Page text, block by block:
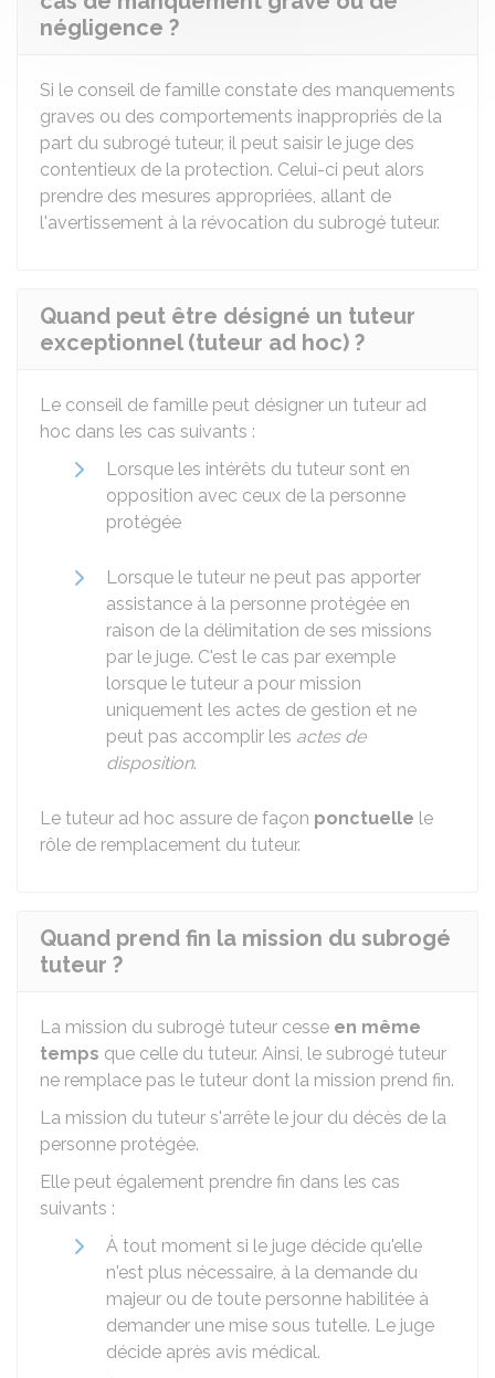
négligence ?
Si le conseil de famille constate des manquements
graves ou des comportements inappropriés de la
part du subrogé tuteur, il peut saisir le juge des
contentieux de la protection. Celui-ci peut alors
prendre des mesures appropriées, allant de
l'avertissement à la révocation du subrogé tuteur.
Quand peut être désigné un tuteur
exceptionnel (tuteur ad hoc) ?
Le conseil de famille peut désigner un tuteur ad
hoc dans les cas suivants :
Lorsque les intérêts du tuteur sont en
opposition avec ceux de la personne
protégée
Lorsque le tuteur ne peut pas apporter
assistance à la personne protégée en
raison de la délimitation de ses missions
par le juge. C'est le cas par exemple
lorsque le tuteur a pour mission
uniquement les actes de gestion et ne
peut pas accomplir les actes de
disposition.
Le tuteur ad hoc assure de façon ponctuelle le
rôle de remplacement du tuteur.
Quand prend fin la mission du subrogé
tuteur ?
La mission du subrogé tuteur cesse en même
temps que celle du tuteur. Ainsi, le subrogé tuteur
ne remplace pas le tuteur dont la mission prend fin.
La mission du tuteur s'arrête le jour du décès de la
personne protégée.
Elle peut également prendre fin dans les cas
suivants :
À tout moment si le juge décide qu'elle
n'est plus nécessaire, à la demande du
majeur ou de toute personne habilitée à
demander une mise sous tutelle. Le juge
décide après avis médical.